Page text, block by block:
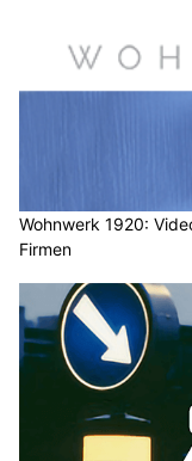
Wohnwerk 1920:
Firmen